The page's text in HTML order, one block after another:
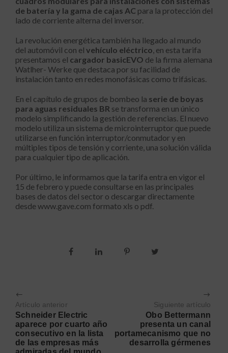
de batería y la gama de cajas AC para la protección del
lado de corriente alterna del inversor.
La revolución energética también ha llegado al mundo
del automóvil con el vehículo eléctrico, en esta tarifa
presentamos el cargador basicEVO de la firma alemana
Watlher- Werke que destaca por su facilidad de
instalación tanto en redes monofásicas como trifásicas.
En el capítulo de grupos de bombeo la serie de boyas
para aguas residuales BR se transforma en un único
modelo simplificando la gestión de referencias. El nuevo
modelo utiliza un sistema de microinterruptor que puede
utilizarse en función interruptor/conmutador y en
múltiples tipos de tensión y corriente, una solución válida
para cualquier tipo de aplicación.
Por último, le informamos que la tarifa entra en vigor el
15 de febrero y puede consultarse en las principales
bases de datos del sector o descargar directamente
desde www.gave.com formato xls o pdf.
Artículo anterior
Schneider Electric
aparece por cuarto año
consecutivo en la lista
de las empresas más
Siguiente artículo
Obo Bettermann
presenta un canal
portamecanismo que no
desarrolla gérmenes